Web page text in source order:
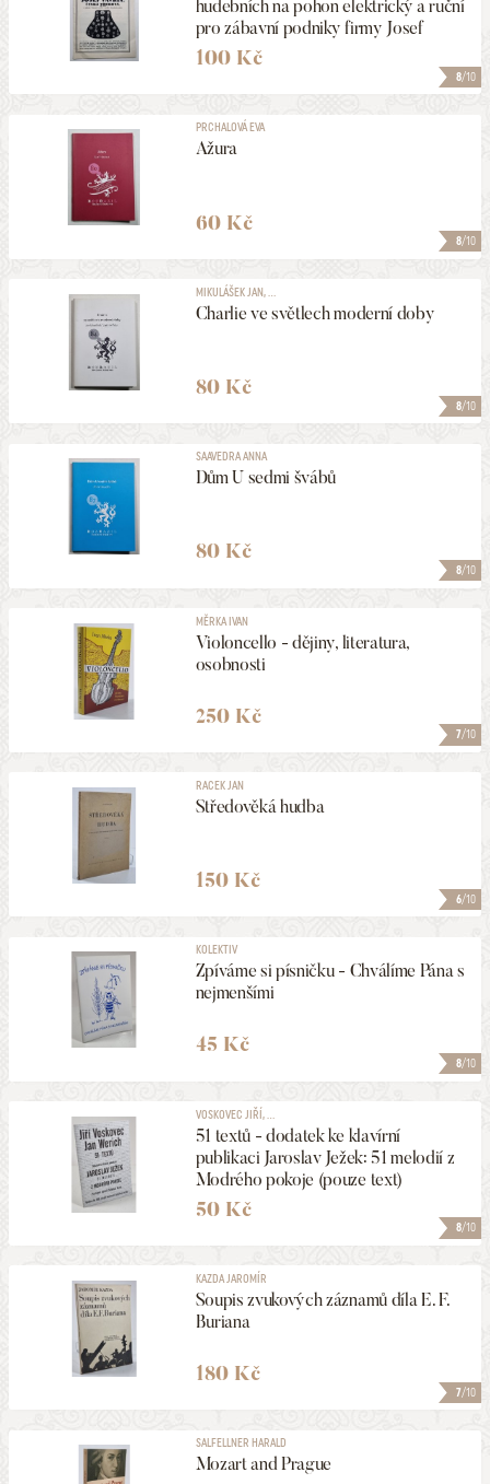
8/10
hudebních na pohon elektrický a ruční
pro zábavní podniky firmy Josef
Vavřín
100 Kč
8/10
PRCHALOVÁ EVA
Ažura
60 Kč
8/10
MIKULÁŠEK JAN, ...
Charlie ve světlech moderní doby
80 Kč
8/10
SAAVEDRA ANNA
Dům U sedmi švábů
80 Kč
7/10
MĚRKA IVAN
Violoncello - dějiny, literatura,
osobnosti
250 Kč
6/10
RACEK JAN
Středověká hudba
150 Kč
8/10
KOLEKTIV
Zpíváme si písničku - Chválíme Pána s
nejmenšími
45 Kč
8/10
VOSKOVEC JIŘÍ, ...
51 textů - dodatek ke klavírní
publikaci Jaroslav Ježek: 51 melodií z
Modrého pokoje (pouze text)
50 Kč
7/10
KAZDA JAROMÍR
Soupis zvukových záznamů díla E. F.
Buriana
180 Kč
SALFELLNER HARALD
Mozart and Prague